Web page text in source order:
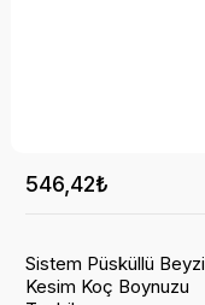
546,42₺
Sistem Püsküllü Beyzi
Kesim Koç Boynuzu